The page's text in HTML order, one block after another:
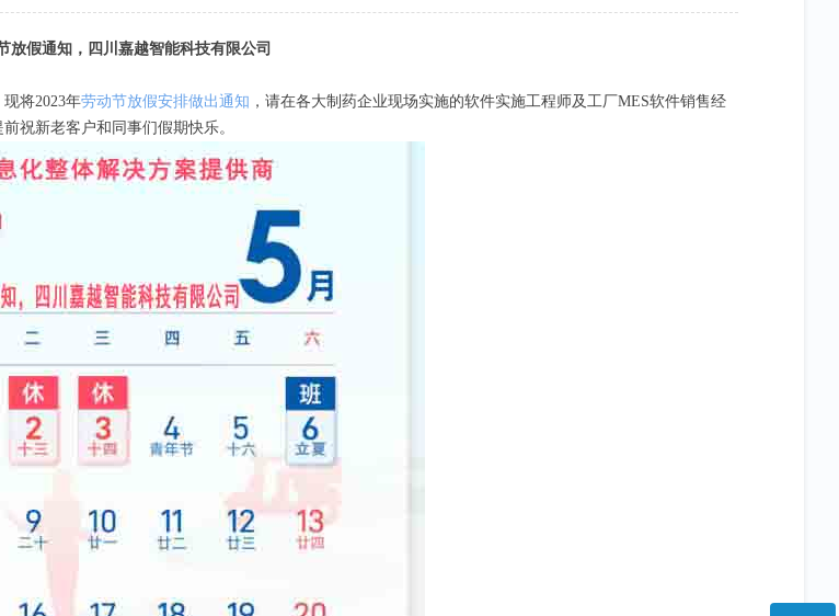
放假通知，四川嘉越智能科技有限公司
将2023年劳动节放假安排做出通知 ，请在各大制药企业现场实施的软件实施工程师及工厂MES软件销售经
祝新老客户和同事们假期快乐。